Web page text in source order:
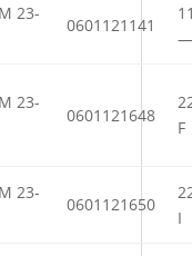
23-
0601121141
—
23-
0601121648
F
23-
0601121650
I